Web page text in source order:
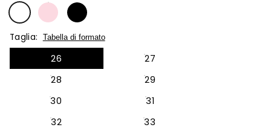
Taglia: Tabella di formato
26
27
28
29
30
31
32
33